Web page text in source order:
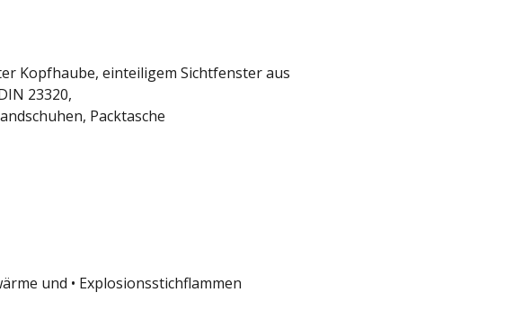
Kopfhaube, einteiligem Sichtfenster aus
23320,
Packtasche
und • Explosionsstichflammen